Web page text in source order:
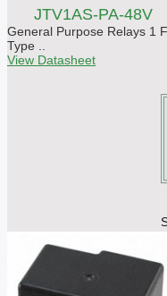
JTV1AS-PA-48V
General Purpose Relays 1
Type ..
View Datasheet